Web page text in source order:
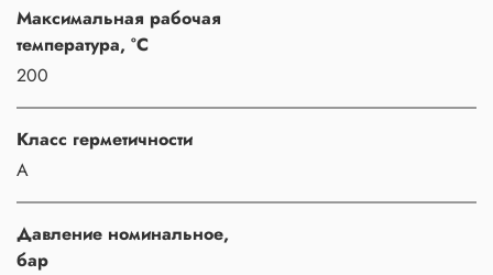
Максимальная рабочая
температура, °C
200
Класс герметичности
A
Давление номинальное,
бар